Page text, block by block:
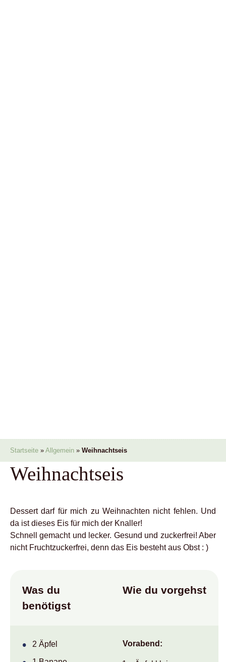
Startseite » Allgemein » Weihnachtseis
Weihnachtseis
Dessert darf für mich zu Weihnachten nicht fehlen. Und
da ist dieses Eis für mich der Knaller!
Schnell gemacht und lecker. Gesund und zuckerfrei! Aber
nicht Fruchtzuckerfrei, denn das Eis besteht aus Obst : )
Was du
benötigst
Wie du vorgehst
2 Äpfel Vorabend: